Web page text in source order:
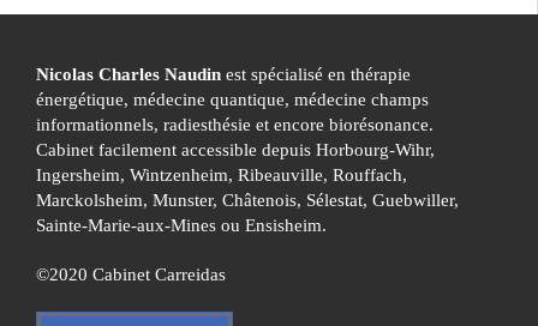
Nicolas Charles Naudin est spécialisé en thérapie
énergétique, médecine quantique, médecine champs
informationnels, radiesthésie et encore biorésonance.
Cabinet facilement accessible depuis Horbourg-Wihr,
Ingersheim, Wintzenheim, Ribeauville, Rouffach,
Marckolsheim, Munster, Châtenois, Sélestat, Guebwiller,
Sainte-Marie-aux-Mines ou Ensisheim.
©2020 Cabinet Carreidas